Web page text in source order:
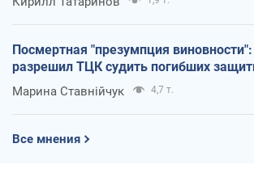
Посмертная "презумпция
разрешил ТЦК судить погибших
Марина Ставнійчук 4,7 т.
Все мнения